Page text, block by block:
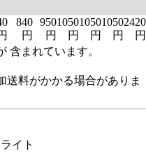
840
円
950
円
1050
円
1050
円
1050
円
2420
円
含まれています。
送料がかかる場合がありま
イト